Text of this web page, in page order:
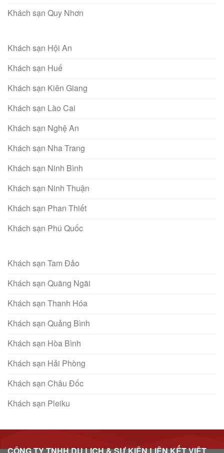
Khách sạn Quy Nhơn
Khách sạn Hội An
Khách sạn Huế
Khách sạn Kiên Giang
Khách sạn Lào Cai
Khách sạn Nghệ An
Khách sạn Nha Trang
Khách sạn Ninh Bình
Khách sạn Ninh Thuận
Khách sạn Phan Thiết
Khách sạn Phú Quốc
Khách sạn Tam Đảo
Khách sạn Quãng Ngãi
Khách sạn Thanh Hóa
Khách sạn Quảng Bình
Khách sạn Hòa Bình
Khách sạn Hải Phòng
Khách sạn Châu Đốc
Khách sạn Pleiku